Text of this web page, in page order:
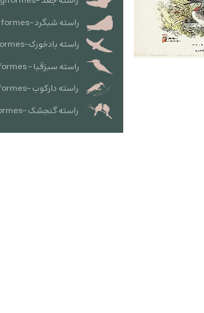
راسته شبگرد -caprimulgiformes
راسته بادخورک-apodiformes
راسته سبزقبا - coraciiformes
راسته دارکوب -piciformes
راسته گنجشک -passeriformes